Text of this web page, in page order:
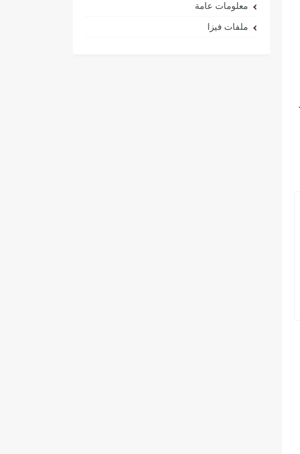
معلومات عامة
ملفات فيزا